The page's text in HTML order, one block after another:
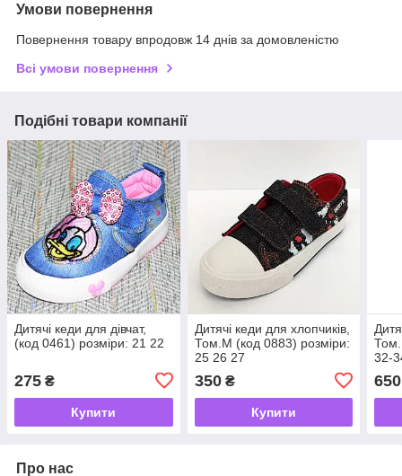
Умови повернення
Повернення товару впродовж 14 днів за домовленістю
Всі умови повернення
Подібні товари компанії
Дитячі кеди для дівчат,
(код 0461) розміри: 21 22
275 ₴
Купити
Дитячі кеди для хлопчиків,
Том.М (код 0883) розміри:
25 26 27
350₴
Купити
32-
650
Про нас